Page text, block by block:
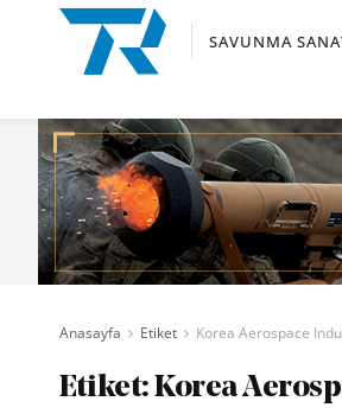
SAVUNMA
Anasayfa Etiket Korea Aerospace
Etiket:Korea